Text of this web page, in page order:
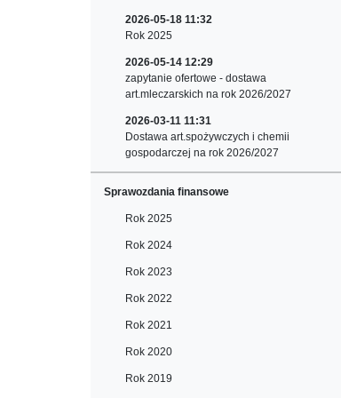
2026-05-18 11:32
Rok 2025
2026-05-14 12:29
zapytanie ofertowe - dostawa
art.mleczarskich na rok 2026/2027
2026-03-11 11:31
Dostawa art.spożywczych i chemii
gospodarczej na rok 2026/2027
Sprawozdania finansowe
Rok 2025
Rok 2024
Rok 2023
Rok 2022
Rok 2021
Rok 2020
Rok 2019